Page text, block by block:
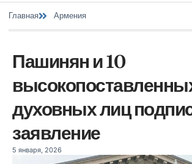
Главная Армения
Пашинян и 10
духовных лиц
заявление
5 января, 2026